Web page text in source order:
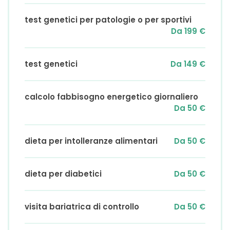
Tiroidite
Litiasi biliare
Sindrome da Fatica Cronica
Sindrome da intestino corto
Cancro
test genetici per patologie o per sportivi
Da 199 €
test genetici Da 149 €
calcolo fabbisogno energetico giornaliero
Da 50 €
dieta per intolleranze alimentari Da 50 €
dieta per diabetici Da 50 €
visita bariatrica di controllo Da 50 €